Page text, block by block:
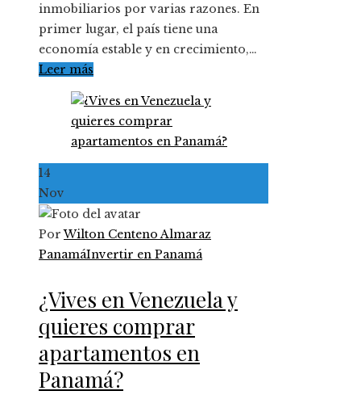
inmobiliarios por varias razones. En
primer lugar, el país tiene una
economía estable y en crecimiento,…
Leer más
14
Nov
PorWilton Centeno Almaraz
PanamáInvertir en Panamá
¿Vives en Venezuela y
quieres comprar
apartamentos en
Panamá?